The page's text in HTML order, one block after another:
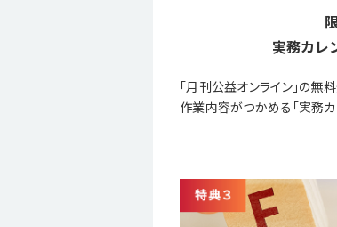
実務カレ
「月刊公益オンライン」の
作業内容がつかめる「実務カ